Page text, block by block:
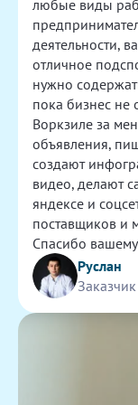
Тайный
Шикарный
задания и даже
600
Переработка
Задача
спасибо!
500
Текст для
Задание
ошибок.
Забрать и
Огромное
Забрала товар
любые виды
деятельности,
отличное
нужно
пока бизнес не
Воркзиле за
объявления,
создают
видео, делают
яндексе и
поставщиков и
Спасибо
Руслан
Заказчик